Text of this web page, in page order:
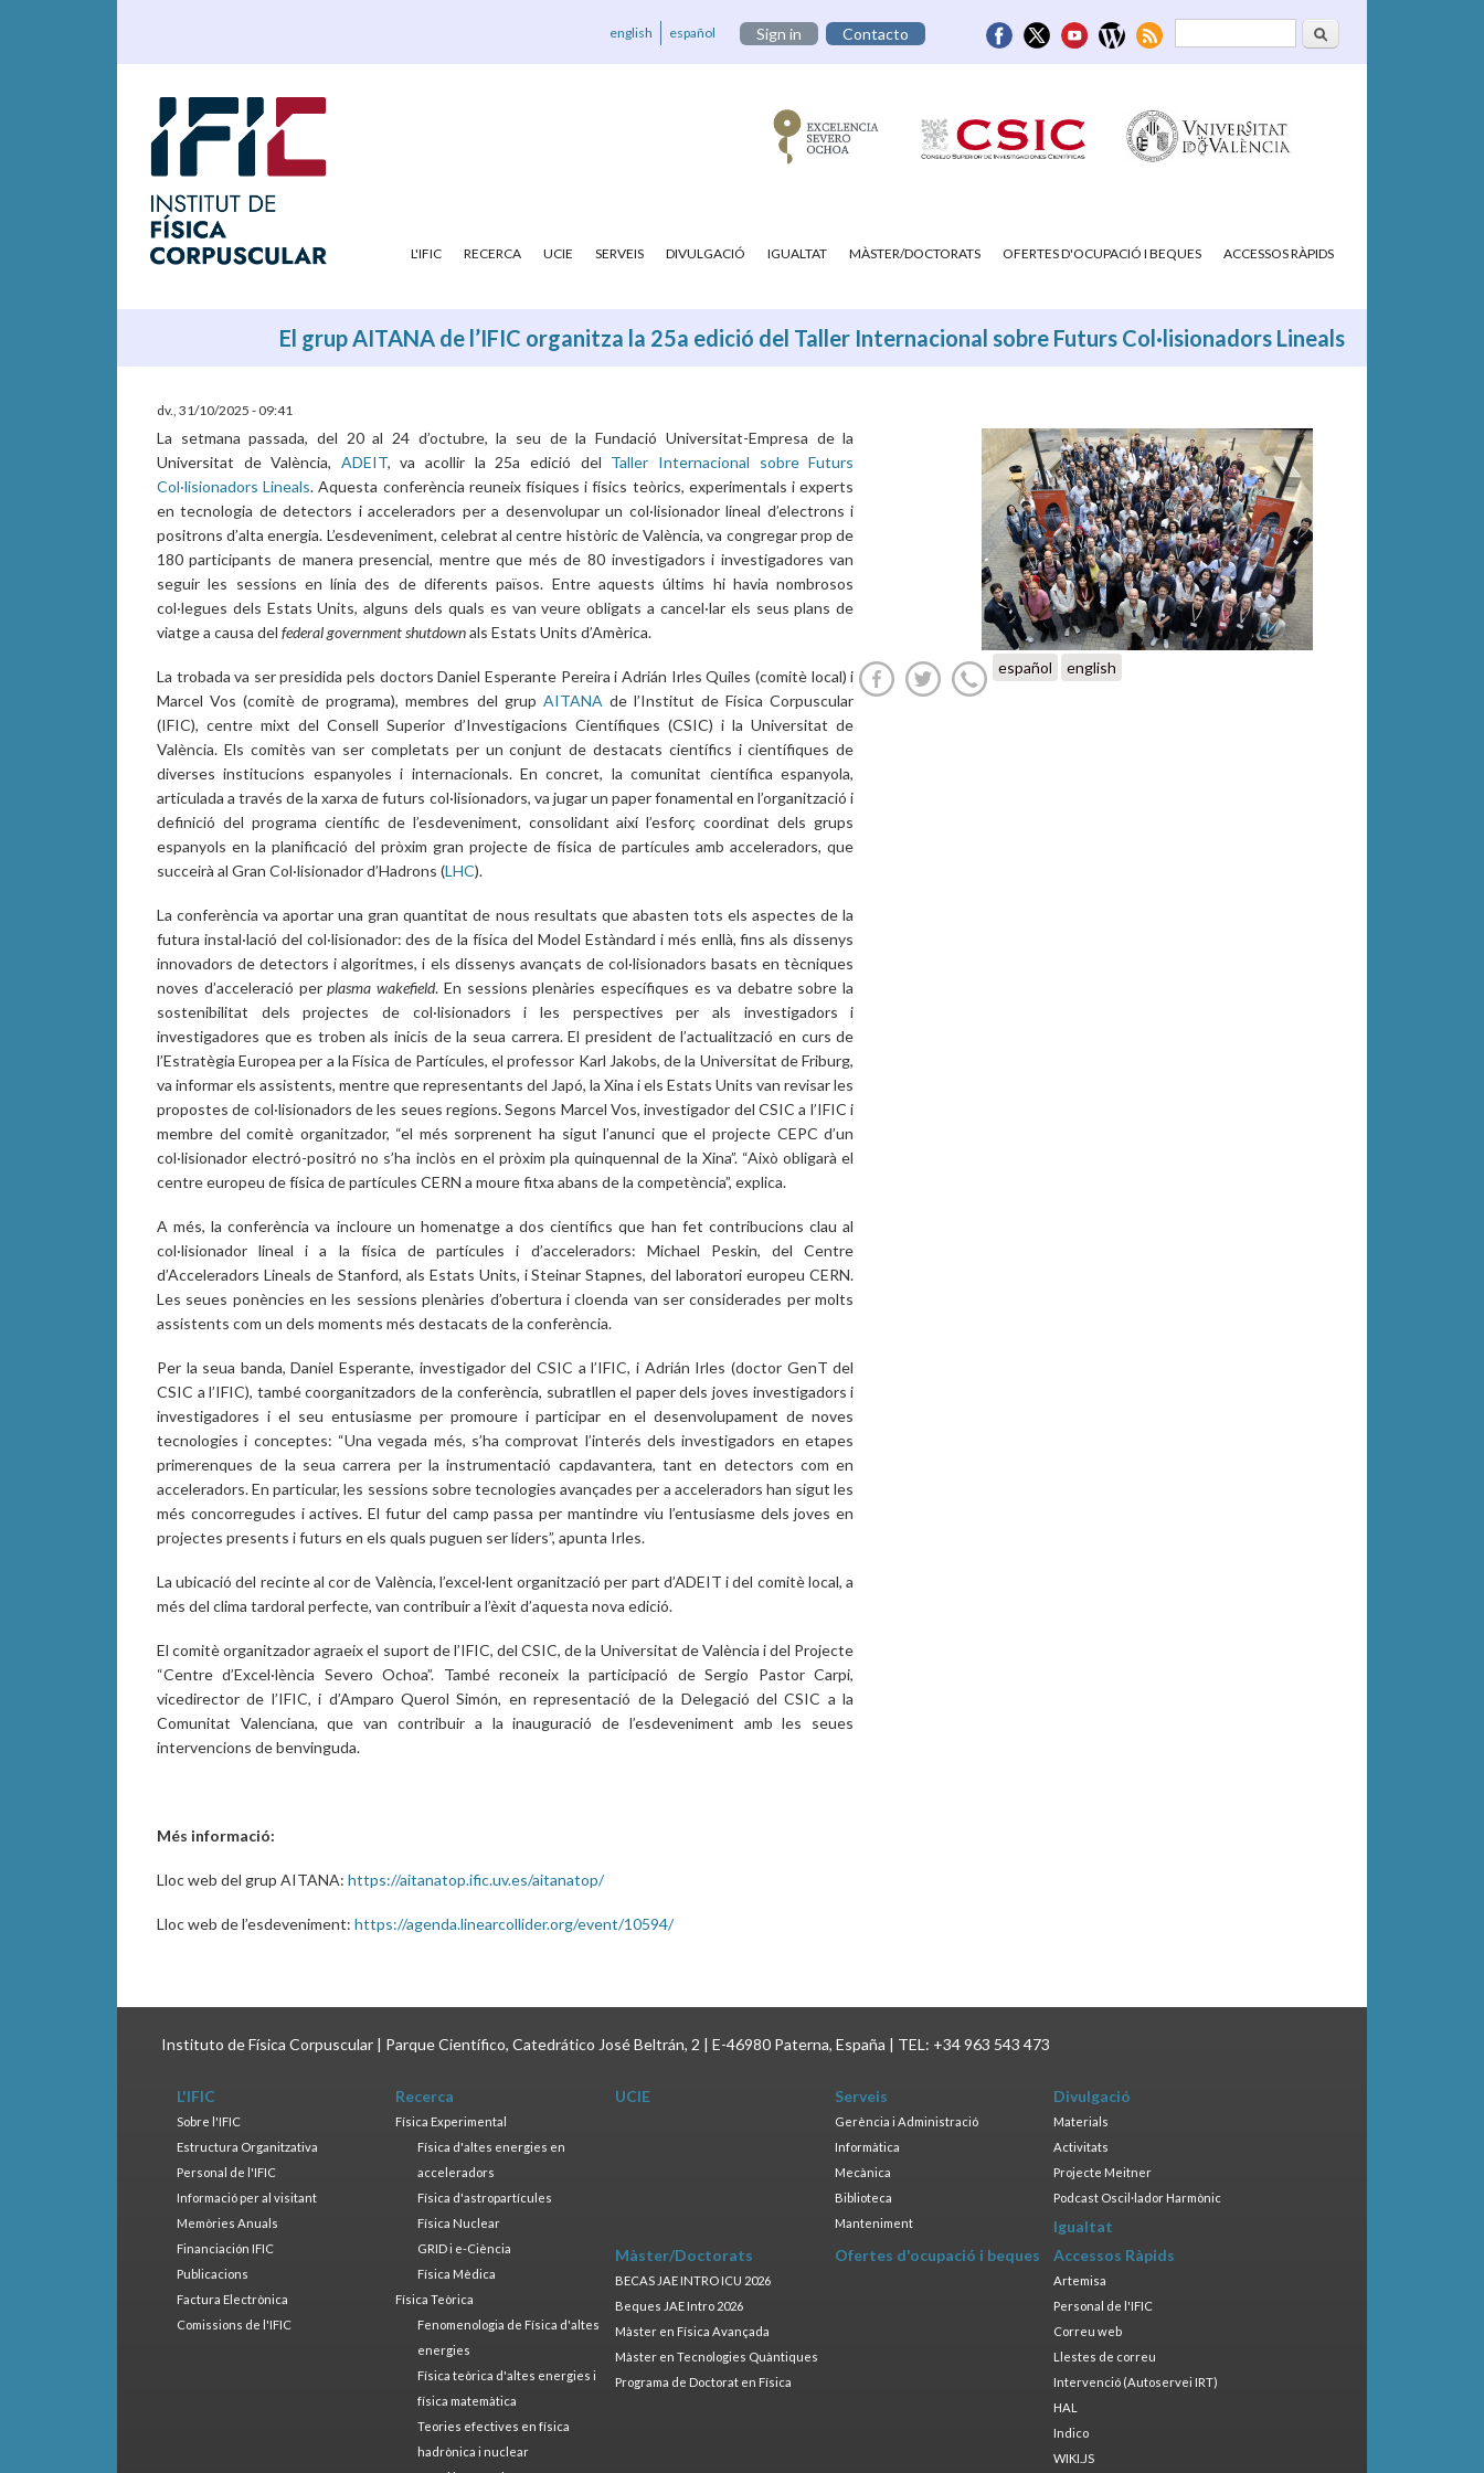
Formulari deCerca
english español Sign in Contacto
L'IFIC RECERCA UCIE SERVEIS DIVULGACIÓ IGUALTAT MÀSTER/DOCTORATS OFERTES D'OCUPACIÓ I BEQUES ACCESSOS RÀPIDS
El grup AITANA de l’IFIC organitza la 25a edició del Taller Internacional sobre Futurs Col·lisionadors Lineals
dv., 31/10/2025 - 09:41
La setmana passada, del 20 al 24 d’octubre, la seu de la Fundació Universitat-Empresa de la
Universitat de València, ADEIT, va acollir la 25a edició del Taller Internacional sobre Futurs
Col·lisionadors Lineals. Aquesta conferència reuneix físiques i físics teòrics, experimentals i experts
en tecnologia de detectors i acceleradors per a desenvolupar un col·lisionador lineal d’electrons i
positrons d’alta energia. L’esdeveniment, celebrat al centre històric de València, va congregar prop de
180 participants de manera presencial, mentre que més de 80 investigadors i investigadores van
seguir les sessions en línia des de diferents països. Entre aquests últims hi havia nombrosos
col·legues dels Estats Units, alguns dels quals es van veure obligats a cancel·lar els seus plans de
viatge a causa del federal government shutdownals Estats Units d’Amèrica.
La trobada va ser presidida pels doctors Daniel Esperante Pereira i Adrián Irles Quiles (comitè local) i
Marcel Vos (comitè de programa), membres del grup AITANA de l’Institut de Física Corpuscular
(IFIC), centre mixt del Consell Superior d’Investigacions Científiques (CSIC) i la Universitat de
València. Els comitès van ser completats per un conjunt de destacats científics i científiques de
diverses institucions espanyoles i internacionals. En concret, la comunitat científica espanyola,
articulada a través de la xarxa de futurs col·lisionadors, va jugar un paper fonamental en l’organització i
definició del programa científic de l’esdeveniment, consolidant així l’esforç coordinat dels grups
espanyols en la planificació del pròxim gran projecte de física de partícules amb acceleradors, que
succeirà al Gran Col·lisionador d’Hadrons (LHC).
La conferència va aportar una gran quantitat de nous resultats que abasten tots els aspectes de la
futura instal·lació del col·lisionador: des de la física del Model Estàndard i més enllà, fins als dissenys
innovadors de detectors i algoritmes, i els dissenys avançats de col·lisionadors basats en tècniques
noves d’acceleració perplasma wakefield. En sessions plenàries específiques es va debatre sobre la
sostenibilitat dels projectes de col·lisionadors i les perspectives per als investigadors i
investigadores que es troben als inicis de la seua carrera. El president de l’actualització en curs de
l’Estratègia Europea per a la Física de Partícules, el professor Karl Jakobs, de la Universitat de Friburg,
va informar els assistents, mentre que representants del Japó, la Xina i els Estats Units van revisar les
propostes de col·lisionadors de les seues regions. Segons Marcel Vos, investigador del CSIC a l’IFIC i
membre del comitè organitzador, “el més sorprenent ha sigut l’anunci que el projecte CEPC d’un
col·lisionador electró-positró no s’ha inclòs en el pròxim pla quinquennal de la Xina”. “Això obligarà el
centre europeu de física de partícules CERN a moure fitxa abans de la competència”, explica.
A més, la conferència va incloure un homenatge a dos científics que han fet contribucions clau al
col·lisionador lineal i a la física de partícules i d’acceleradors: Michael Peskin, del Centre
d’Acceleradors Lineals de Stanford, als Estats Units, i Steinar Stapnes, del laboratori europeu CERN.
Les seues ponències en les sessions plenàries d’obertura i cloenda van ser considerades per molts
assistents com un dels moments més destacats de la conferència.
Per la seua banda, Daniel Esperante, investigador del CSIC a l’IFIC, i Adrián Irles (doctor GenT del
CSIC a l’IFIC), també coorganitzadors de la conferència, subratllen el paper dels joves investigadors i
investigadores i el seu entusiasme per promoure i participar en el desenvolupament de noves
tecnologies i conceptes: “Una vegada més, s’ha comprovat l’interés dels investigadors en etapes
primerenques de la seua carrera per la instrumentació capdavantera, tant en detectors com en
acceleradors. En particular, les sessions sobre tecnologies avançades per a acceleradors han sigut les
més concorregudes i actives. El futur del camp passa per mantindre viu l’entusiasme dels joves en
projectes presents i futurs en els quals puguen ser líders”, apunta Irles.
La ubicació del recinte al cor de València, l’excel·lent organització per part d’ADEIT i del comitè local, a
més del clima tardoral perfecte, van contribuir a l’èxit d’aquesta nova edició.
El comitè organitzador agraeix el suport de l’IFIC, del CSIC, de la Universitat de València i del Projecte
“Centre d’Excel·lència Severo Ochoa”. També reconeix la participació de Sergio Pastor Carpi,
vicedirector de l’IFIC, i d’Amparo Querol Simón, en representació de la Delegació del CSIC a la
Comunitat Valenciana, que van contribuir a la inauguració de l’esdeveniment amb les seues
intervencions de benvinguda.
Més informació:
Lloc web del grup AITANA: https://aitanatop.ific.uv.es/aitanatop/
Lloc web de l’esdeveniment: https://agenda.linearcollider.org/event/10594/
español english
Instituto de Física Corpuscular | Parque Científico, Catedrático José Beltrán, 2 | E-46980 Paterna, España | TEL: +34 963 543 473
L'IFIC
Sobre l'IFIC
Estructura Organitzativa
Personal de l'IFIC
Informació per al visitant
Memòries Anuals
Financiación IFIC
Publicacions
Factura Electrònica
Comissions de l'IFIC
Recerca
Física Experimental
Física d'altes energies en
acceleradors
Física d'astropartícules
Física Nuclear
GRID i e-Ciència
Física Mèdica
Física Teòrica
Fenomenologia de Física d'altes
energies
Física teòrica d'altes energies i
física matemàtica
Teories efectives en física
hadrònica i nuclear
UCIE Serveis
Gerència i Administració
Informàtica
Mecànica
Biblioteca
Manteniment
Divulgació
Materials
Activitats
Projecte Meitner
Podcast Oscil·lador Harmònic
Igualtat
Màster/Doctorats
BECAS JAE INTRO ICU 2026
Beques JAE Intro 2026
Màster en Física Avançada
Màster en Tecnologies Quàntiques
Programa de Doctorat en Física
Ofertes d'ocupació i beques Accessos Ràpids
Artemisa
Personal de l'IFIC
Correu web
Llestes de correu
Intervenció (Autoservei IRT)
HAL
Indico
WIKI.JS